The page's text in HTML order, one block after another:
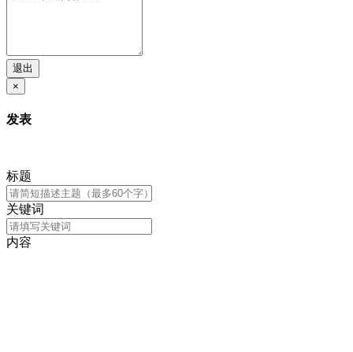
退出
×
发表
标题
关键词
内容